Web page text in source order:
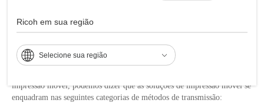
Ricoh em sua região
Selecione sua região
empresa.
Abordagens básicas de Nuvem
impressão móvel, podemos dizer que as soluções de impressão móvel se
enquadram nas seguintes categorias de métodos de transmissão: